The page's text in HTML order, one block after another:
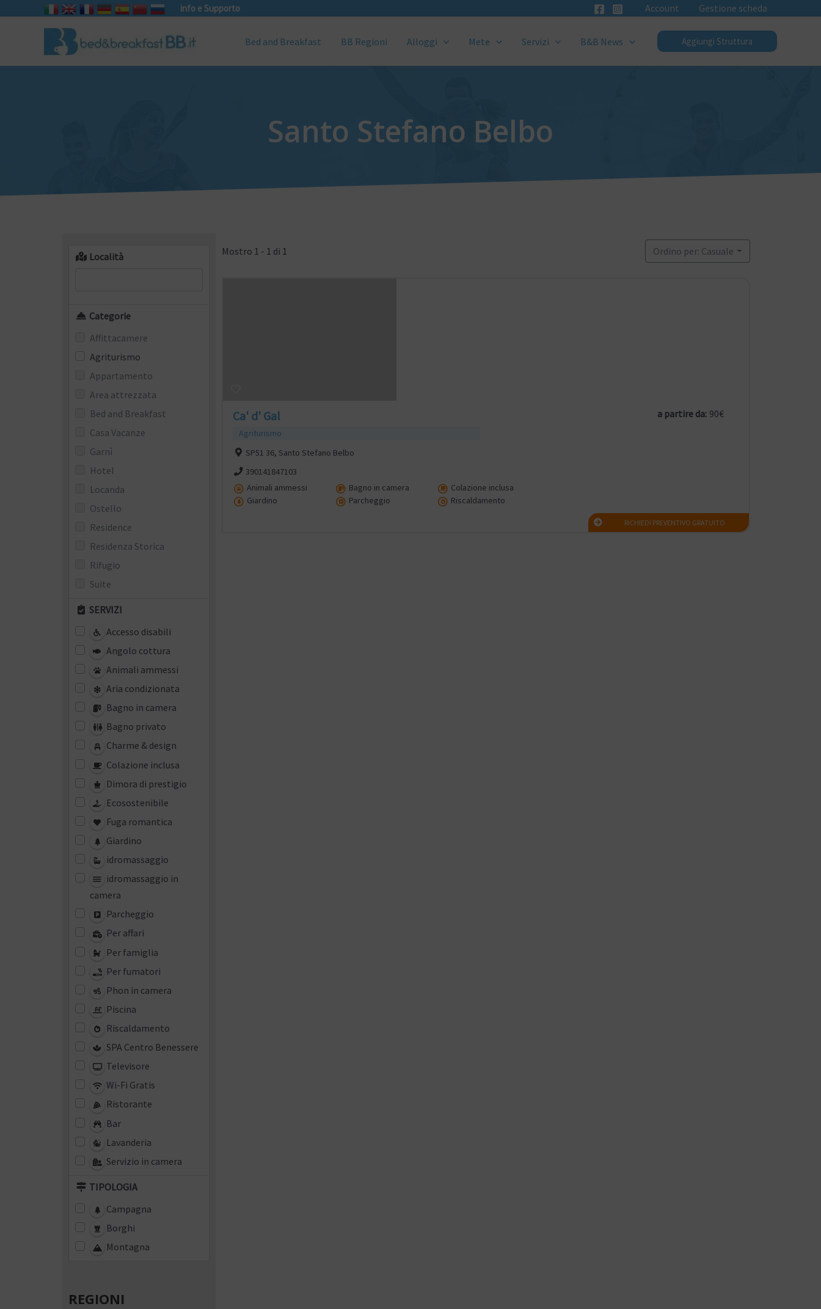
info e Supporto Account Gestione scheda
Bed and Breakfast BB Regioni Alloggi Mete Servizi B&B News Aggiungi Struttura
Santo Stefano Belbo
Località
Categorie
Affittacamere
Agriturismo
Appartamento
Area attrezzata
Bed and Breakfast
Casa Vacanze
Garnì
Hotel
Locanda
Ostello
Residence
Residenza Storica
Rifugio
Suite
SERVIZI
Accesso disabili
Angolo cottura
Animali ammessi
Aria condizionata
Bagno in camera
Bagno privato
Charme & design
Colazione inclusa
Dimora di prestigio
Ecosostenibile
Fuga romantica
Giardino
idromassaggio
idromassaggio in
camera
Parcheggio
Per affari
Per famiglia
Per fumatori
Phon in camera
Piscina
Riscaldamento
SPA Centro Benessere
Televisore
Wi-Fi Gratis
Ristorante
Bar
Lavanderia
Servizio in camera
TIPOLOGIA
Campagna
Borghi
Montagna
REGIONI
Mostro 1 - 1 di 1 Ordino per: Casuale
Ca' d' Gal
Agriturismo
a partire da: 90€
SP51 36, Santo Stefano Belbo
390141847103
Animali ammessi
Bagno in camera
Colazione inclusa
Giardino
Parcheggio Riscaldamento
RICHIEDI PREVENTIVO GRATUITO